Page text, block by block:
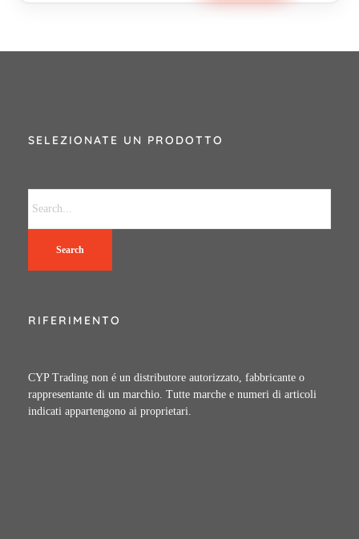
SELEZIONATE UN PRODOTTO
Search
RIFERIMENTO
CYP Trading non é un distributore autorizzato, fabbricante o
rappresentante di un marchio. Tutte marche e numeri di articoli
indicati appartengono ai proprietari.